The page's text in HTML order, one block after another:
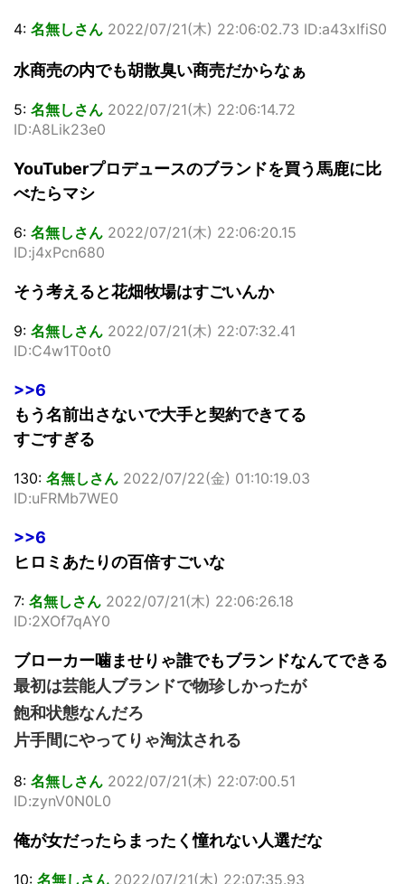
4: 名無しさん 2022/07/21(木) 22:06:02.73 ID:a43xIfiS0
水商売の内でも胡散臭い商売だからなぁ
5: 名無しさん 2022/07/21(木) 22:06:14.72
ID:A8Lik23e0
YouTuberプロデュースのブランドを買う馬鹿に比
べたらマシ
6: 名無しさん 2022/07/21(木) 22:06:20.15
ID:j4xPcn680
そう考えると花畑牧場はすごいんか
9: 名無しさん 2022/07/21(木) 22:07:32.41
ID:C4w1T0ot0
>>6
もう名前出さないで大手と契約できてる
すごすぎる
130: 名無しさん 2022/07/22(金) 01:10:19.03
ID:uFRMb7WE0
>>6
ヒロミあたりの百倍すごいな
7: 名無しさん 2022/07/21(木) 22:06:26.18
ID:2XOf7qAY0
ブローカー噛ませりゃ誰でもブランドなんてできる
最初は芸能人ブランドで物珍しかったが
飽和状態なんだろ
片手間にやってりゃ淘汰される
8: 名無しさん 2022/07/21(木) 22:07:00.51
ID:zynV0N0L0
俺が女だったらまったく憧れない人選だな
10: 名無しさん 2022/07/21(木) 22:07:35.93